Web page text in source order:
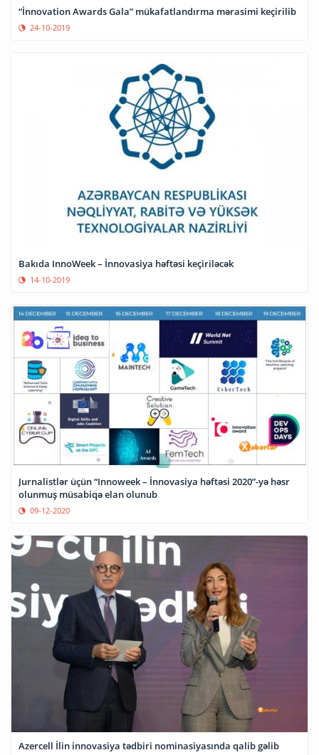
“İnnovation Awards Gala” mükafatlandırma mərasimi keçirilib
24-10-2019
Bakıda InnoWeek – İnnovasiya həftəsi keçiriləcək
14-10-2019
Jurnalistlər üçün “Innoweek – İnnovasiya həftəsi 2020”-yə həsr
olunmuş müsabiqə elan olunub
09-12-2020
Azercell İlin innovasiya tədbiri nominasiyasında qalib gəlib